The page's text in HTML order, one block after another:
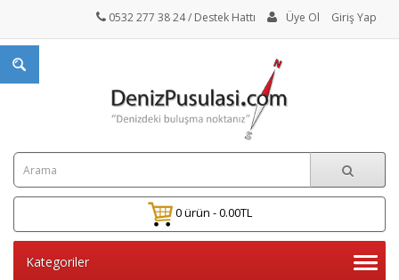
0532 277 38 24/ Destek Hattı Üye Ol Giriş Yap
0 ürün - 0.00TL
Kategoriler